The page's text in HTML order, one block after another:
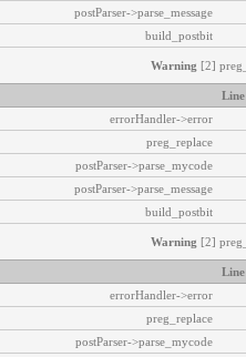
postParser->parse_message
build_postbit
Warning [2]
Line
errorHandler->error
preg_replace
postParser->parse_mycode
postParser->parse_message
build_postbit
Warning [2]
Line
errorHandler->error
preg_replace
postParser->parse_mycode